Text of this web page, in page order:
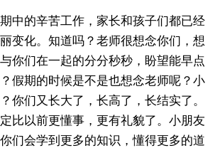
中的辛苦工作，家长和孩子们都已经
变化。知道吗？老师很想念你们，想
你们在一起的分分秒秒，盼望能早点
假期的时候是不是也想念老师呢？小
你们又长大了，长高了，长结实了。
比以前更懂事，更有礼貌了。小朋友
们会学到更多的知识，懂得更多的道